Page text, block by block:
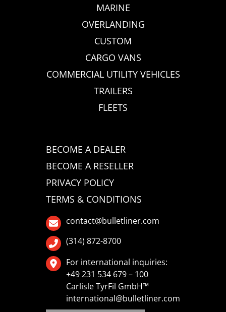
MARINE
OVERLANDING
CUSTOM
CARGO VANS
COMMERCIAL UTILITY VEHICLES
TRAILERS
FLEETS
BECOME A DEALER
BECOME A RESELLER
PRIVACY POLICY
TERMS & CONDITIONS
contact@bulletliner.com
(314) 872-8700
For international inquiries:
+49 231 534 679 – 100
Carlisle TyrFil GmbH™
international@bulletliner.com